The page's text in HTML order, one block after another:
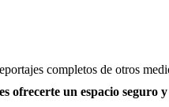
completos de otros
ofrecerte un espacio seguro